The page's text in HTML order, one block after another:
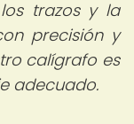
trazos y la
precisión y
calígrafo es
adecuado.